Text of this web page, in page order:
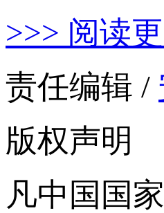
>>> 阅读
责任编辑 /
版权声明
凡中国国